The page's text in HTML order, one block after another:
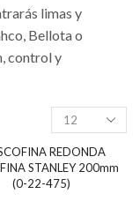
limas y
Bellota o
control y
Productos
por
pagina